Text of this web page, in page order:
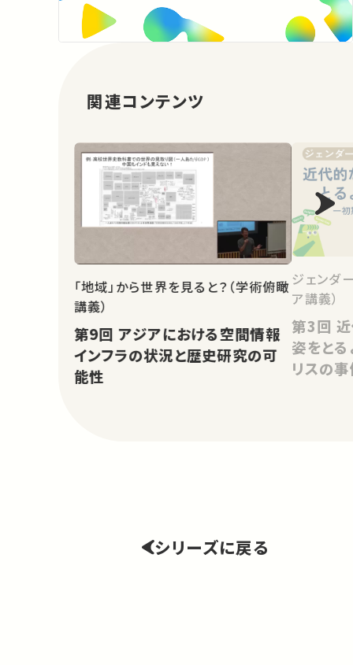
関連コンテンツ
「地域」から世界を見ると？（学術俯瞰
講義）
第9回 アジアにおける空間情報
インフラの状況と歴史研究の可
能性
ジェンダ
ア講義）
第3回 近代的な個人はなぜ男の
姿をとる
リスの
シリーズに戻る